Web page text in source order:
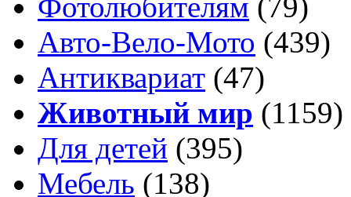
Фотолюбителям (79)
Авто-Вело-Мото (439)
Антиквариат (47)
Животный мир (1159)
Для детей (395)
Мебель (138)